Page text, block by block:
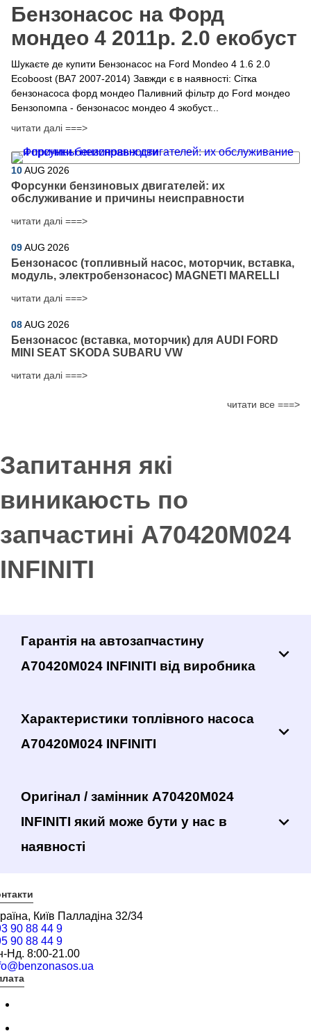
Бензонасос на Форд
мондео 4 2011р. 2.0 екобуст
Шукаєте де купити Бензонасос на Ford Mondeo 4 1.6 2.0
Ecoboost (BA7 2007-2014) Завжди є в наявності: Сітка
бензонасоса форд мондео Паливний фільтр до Ford мондео
Бензопомпа - бензонасос мондео 4 экобуст...
читати далі ===>
10AUG 2026
Форсунки бензиновых двигателей: их
обслуживание и причины неисправности
читати далі ===>
09AUG 2026
Бензонасос (топливный насос, моторчик, вставка,
модуль, электробензонасос) MAGNETI MARELLI
читати далі ===>
08AUG 2026
Бензонасос (вставка, моторчик) для AUDI FORD
MINI SEAT SKODA SUBARU VW
читати далі ===>
читати все ===>
Запитання які
виникаюсть по
запчастині A70420M024
INFINITI
Гарантія на автозапчастину
A70420M024 INFINITI від виробника
Характеристики топлівного насоса
A70420M024 INFINITI
Оригінал / замінник A70420M024
INFINITI який може бути у нас в
наявності
Київ Палладіна 32/34
90 88 44 9
90 88 44 9
Нд. 8:00-21.00